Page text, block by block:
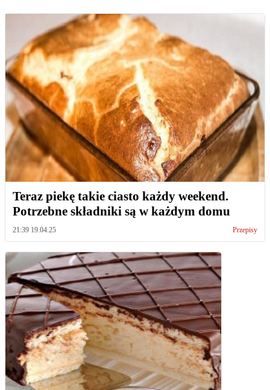
Teraz piekę takie ciasto każdy weekend.
Potrzebne składniki są w każdym domu
21:39 19.04.25 Przepisy